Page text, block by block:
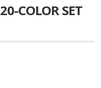
COLOR SET